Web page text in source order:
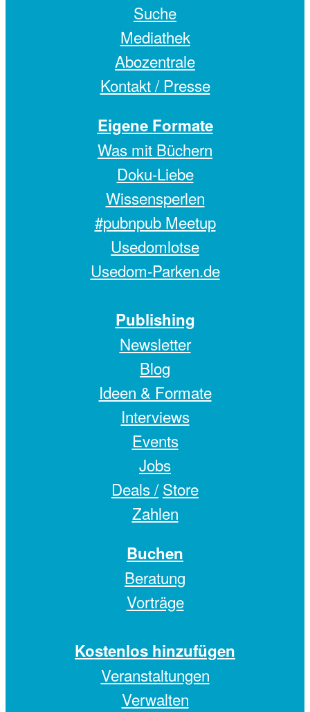
Suche
Mediathek
Abozentrale
Kontakt / Presse
Eigene Formate
Was mit Büchern
Doku-Liebe
Wissensperlen
#pubnpub Meetup
Usedomlotse
Usedom-Parken.de
Publishing
Newsletter
Blog
Ideen & Formate
Interviews
Events
Jobs
Deals / Store
Zahlen
Buchen
Beratung
Vorträge
Kostenlos hinzufügen
Veranstaltungen
Verwalten